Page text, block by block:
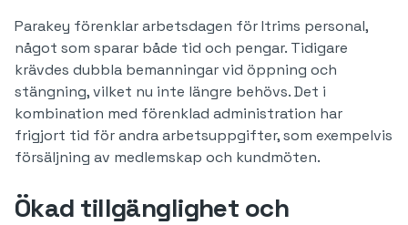
Parakey förenklar arbetsdagen för Itrims personal,
något som sparar både tid och pengar. Tidigare
krävdes dubbla bemanningar vid öppning och
stängning, vilket nu inte längre behövs. Det i
kombination med förenklad administration har
frigjort tid för andra arbetsuppgifter, som exempelvis
försäljning av medlemskap och kundmöten.
Ökad tillgänglighet och